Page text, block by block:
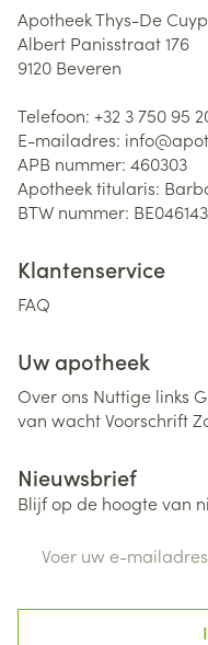
Apotheek Thys-De
Albert Panisstraat 176
9120 Beveren
Telefoon: +32 3 750 95
E-mailadres: info@
APB nummer: 460303
Apotheek titularis:
BTW nummer:
Klantenservice
FAQ
Uw apotheek
Over ons Nuttige links
van wachtVoorschrift
Nieuwsbrief
Blijf op de hoogte van